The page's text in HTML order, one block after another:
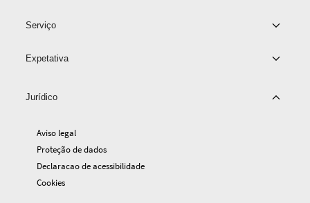
Serviço
Expetativa
Jurídico
Aviso legal
Proteção de dados
Declaracao de acessibilidade
Cookies